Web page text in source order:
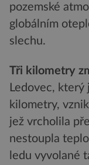
pozemské
globálním
slechu.
Tři kilometry
Ledovec,
kilometry,
jež vrcholila
nestoupla
ledu vyvolané